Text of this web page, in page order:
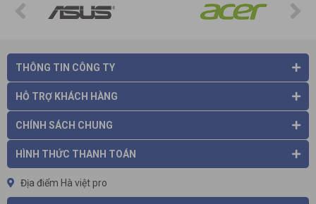
THÔNG TIN CÔNG TY
HỖ TRỢ KHÁCH HÀNG
CHÍNH SÁCH CHUNG
HÌNH THỨC THANH TOÁN
Địa điểm Hà việt pro